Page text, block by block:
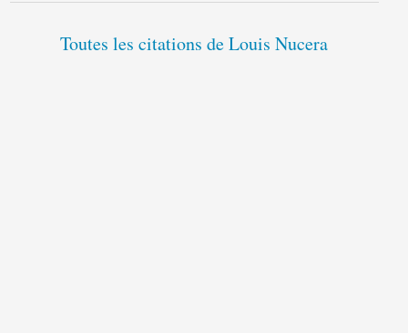
Toutes les citations de Louis Nucera